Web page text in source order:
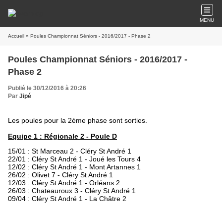
MENU
Accueil » Poules Championnat Séniors - 2016/2017 - Phase 2
Poules Championnat Séniors - 2016/2017 -
Phase 2
Publié le 30/12/2016 à 20:26
Par Jipé
Les poules pour la 2ème phase sont sorties.
Equipe 1 : Régionale 2 - Poule D
15/01 : St Marceau 2 - Cléry St André 1
22/01 : Cléry St André 1 - Joué les Tours 4
12/02 : Cléry St André 1 - Mont Artannes 1
26/02 : Olivet 7 - Cléry St André 1
12/03 : Cléry St André 1 - Orléans 2
26/03 : Chateauroux 3 - Cléry St André 1
09/04 : Cléry St André 1 - La Châtre 2